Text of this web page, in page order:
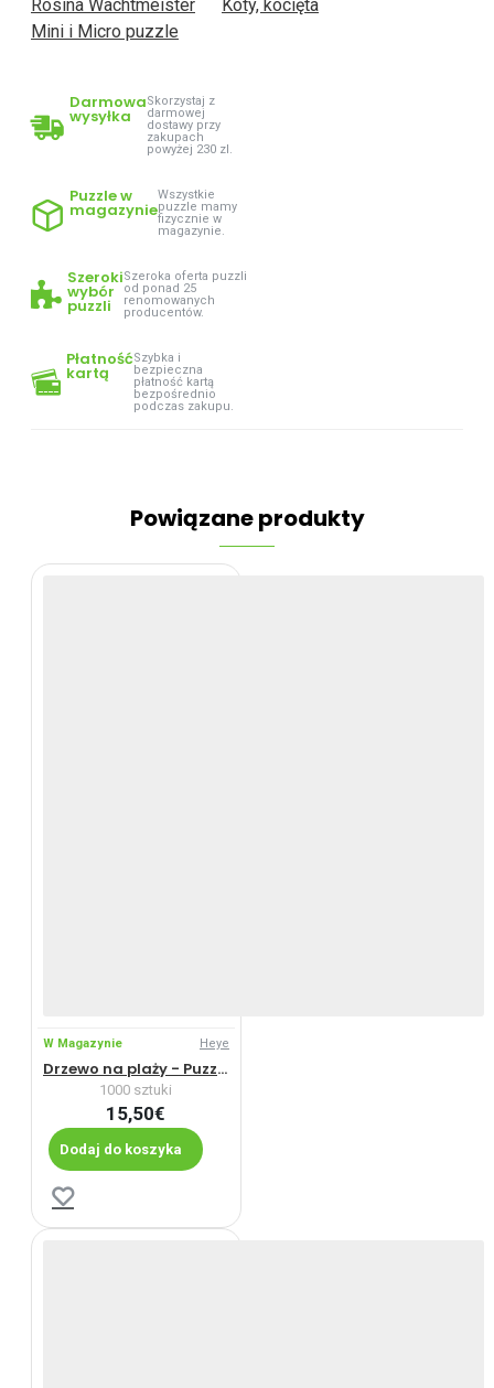
Rosina Wachtmeister
Koty, kocięta
Mini i Micro puzzle
Darmowa
wysyłka
Skorzystaj z
darmowej
dostawy przy
zakupach
powyżej 230 zl.
Puzzle w
magazynie
Wszystkie
puzzle mamy
fizycznie w
magazynie.
Szeroki
wybór
puzzli
Szeroka oferta puzzli
od ponad 25
renomowanych
producentów.
Płatność
kartą
Szybka i
bezpieczna
płatność kartą
bezpośrednio
podczas zakupu.
Powiązane produkty
W Magazynie Heye
Drzewo na plaży - Puzzle Panoramiczne
1000 sztuki
15,50€
Dodaj do koszyka